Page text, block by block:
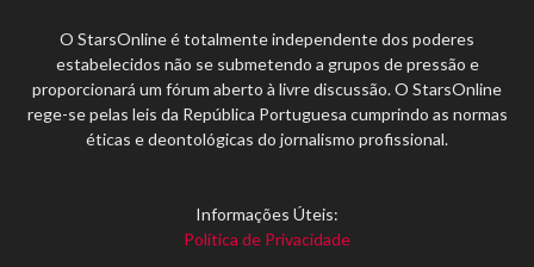
O StarsOnline é totalmente independente dos poderes
estabelecidos não se submetendo a grupos de pressão e
proporcionará um fórum aberto à livre discussão. O StarsOnline
rege-se pelas leis da República Portuguesa cumprindo as normas
éticas e deontológicas do jornalismo profissional.
Informações Úteis:
Política de Privacidade